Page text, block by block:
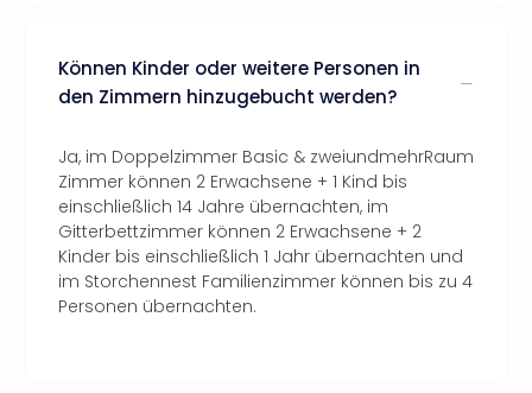
Können Kinder oder weitere Personen in
den Zimmern hinzugebucht werden?
Ja, im Doppelzimmer Basic & zweiundmehrRaum
Zimmer können 2 Erwachsene + 1 Kind bis
einschließlich 14 Jahre übernachten, im
Gitterbettzimmer können 2 Erwachsene + 2
Kinder bis einschließlich 1 Jahr übernachten und
im Storchennest Familienzimmer können bis zu 4
Personen übernachten.